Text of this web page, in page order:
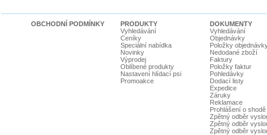
OBCHODNÍ PODMÍNKY
PRODUKTY
Vyhledávání
Ceníky
Speciální nabídka
Novinky
Výprodej
Oblíbené produkty
Nastavení hlídací psi
Promoakce
DOKUMENTY
Vyhledávání
Objednávky
Položky
Nedodané zboží
Faktury
Položky faktur
Pohledávky
Dodací listy
Expedice
Záruky
Reklamace
Prohlášení o shodě
Zpětný odběr
Zpětný odběr
Zpětný odběr